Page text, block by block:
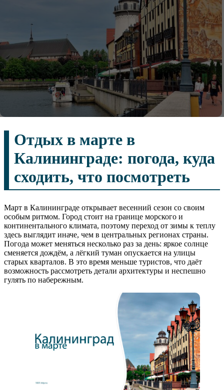
Отдых в марте в
Калининграде: погода, куда
сходить, что посмотреть
Март в Калининграде открывает весенний сезон со своим
особым ритмом. Город стоит на границе морского и
континентального климата, поэтому переход от зимы к теплу
здесь выглядит иначе, чем в центральных регионах страны.
Погода может меняться несколько раз за день: яркое солнце
сменяется дождём, а лёгкий туман опускается на улицы
старых кварталов. В это время меньше туристов, что даёт
возможность рассмотреть детали архитектуры и неспешно
гулять по набережным.